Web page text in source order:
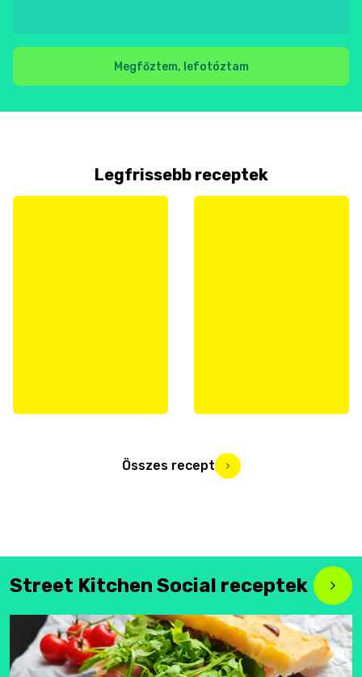
Megfőztem, lefotóztam
Legfrissebb receptek
Összes recept
Street Kitchen Social receptek